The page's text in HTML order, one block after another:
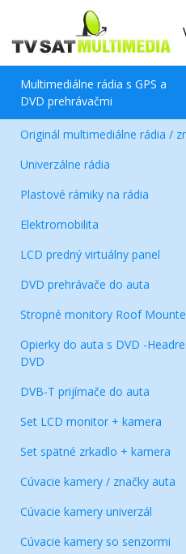
Multimediálne rádia s GPS a
DVD prehrávačmi
Originál multimediálne rádia /
Univerzálne rádia
Plastové rámiky na rádia
Elektromobilita
LCD predný virtuálny panel
DVD prehrávače do auta
Stropné monitory Roof
Opierky do auta s DVD -
DVD
DVB-T prijímače do auta
Set LCD monitor + kamera
Set spätné zrkadlo + kamera
Cúvacie kamery / značky auta
Cúvacie kamery univerzál
Cúvacie kamery so senzormi